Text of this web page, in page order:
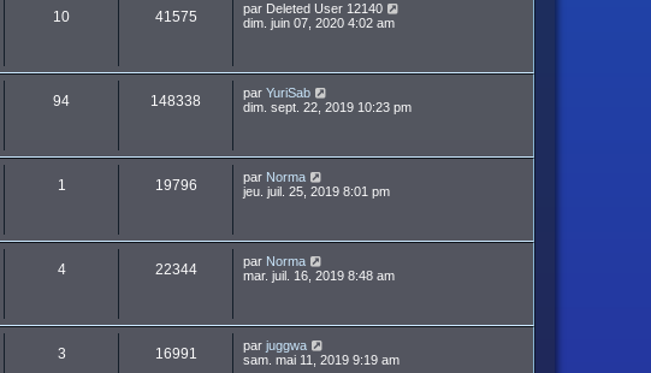
10 41575 par Deleted User 12140
dim. juin 07, 2020 4:02 am
94 148338 par YuriSab
dim. sept. 22, 2019 10:23 pm
1 19796 par Norma
jeu. juil. 25, 2019 8:01 pm
4 22344 par Norma
mar. juil. 16, 2019 8:48 am
3 16991 par juggwa
sam. mai 11, 2019 9:19 am